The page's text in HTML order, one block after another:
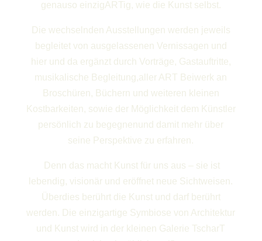
genauso einzigARTig, wie die Kunst selbst.
Die wechselnden Ausstellungen werden jeweils
begleitet von ausgelassenen Vernissagen und
hier und da ergänzt durch Vorträge, Gastauftritte,
musikalische Begleitung,aller ART Beiwerk an
Broschüren, Büchern und weiteren kleinen
Kostbarkeiten, sowie der Möglichkeit dem Künstler
persönlich zu begegnenund damit mehr über
seine Perspektive zu erfahren.
Denn das macht Kunst für uns aus – sie ist
lebendig, visionär und eröffnet neue Sichtweisen.
Überdies berührt die Kunst und darf berührt
werden. Die einzigartige Symbiose von Architektur
und Kunst wird in der kleinen Galerie TscharT